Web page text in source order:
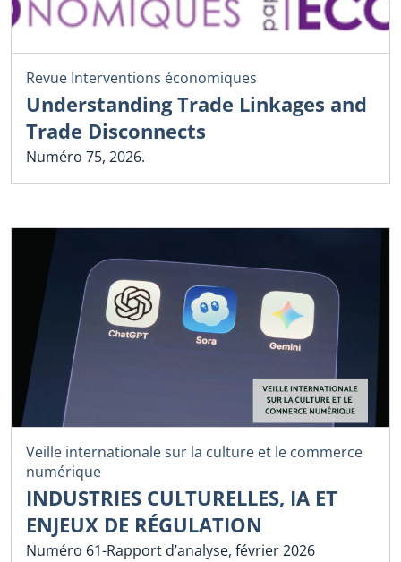
Revue Interventions économiques
Understanding Trade Linkages and
Trade Disconnects
Numéro 75, 2026.
Veille internationale sur la culture et le commerce
numérique
INDUSTRIES CULTURELLES, IA ET
ENJEUX DE RÉGULATION
Numéro 61-Rapport d’analyse, février 2026